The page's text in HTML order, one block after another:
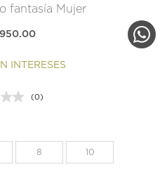
fantasía Mujer
INTERESES
Sin
la
misma
(0)
8 10